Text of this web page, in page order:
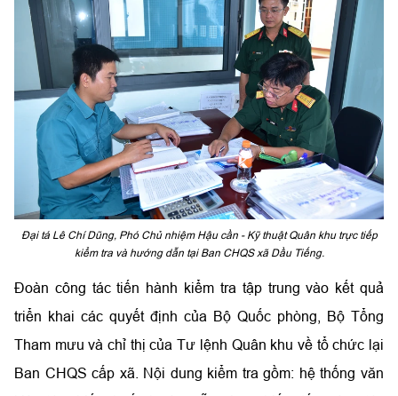
Đại tá Lê Chí Dũng, Phó Chủ nhiệm Hậu cần - Kỹ thuật Quân khu trực tiếp
kiểm tra và hướng dẫn tại Ban CHQS xã Dầu Tiếng.
Đoàn công tác tiến hành kiểm tra tập trung vào kết quả
triển khai các quyết định của Bộ Quốc phòng, Bộ Tổng
Tham mưu và chỉ thị của Tư lệnh Quân khu về tổ chức lại
Ban CHQS cấp xã. Nội dung kiểm tra gồm: hệ thống văn